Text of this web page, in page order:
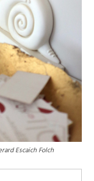
Escaich Folch